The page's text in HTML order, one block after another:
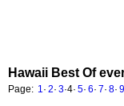
Hawaii Best Of
Page: 1 · 2· 3·4· 5· 6· 7· 8· 9